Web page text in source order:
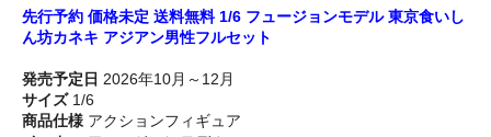
先行予約 価格未定 送料無料 1/6 フュージョンモデル 東京食いし
ん坊カネキ アジアン男性フルセット
発売予定日 2026年10月～12月
サイズ1/6
商品仕様 アクションフィギュア